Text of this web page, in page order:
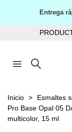
Entrega
Inicio > Esmaltes
Pro Base Opal 05
multicolor, 15 ml